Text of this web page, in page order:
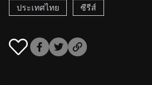
ประเทศไทย ซีรีส์